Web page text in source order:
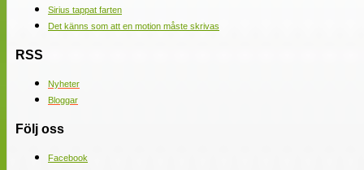
Sirius tappat farten
Det känns som att en motion måste skrivas
RSS
Nyheter
Bloggar
Följ oss
Facebook